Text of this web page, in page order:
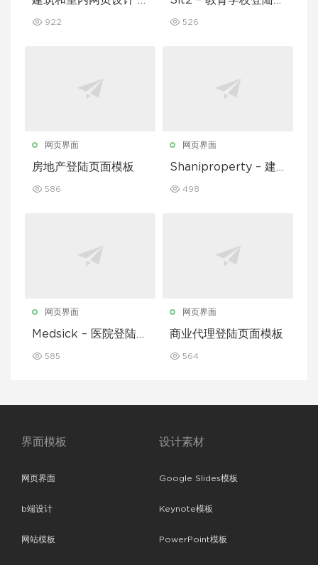
922 526
网页界面
房地产登陆页面模板
586
网页界面
Shaniproperty – 建
498
网页界面
Medsick – 医院登陆页
585
网页界面
商业代理登陆页面模板
564
界面模板
网页界面
b端设计
网站模板
设计素材
Google Slides模板
Keynote模板
PowerPoint模板